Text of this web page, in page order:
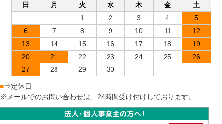
日
月 火 水 木 金
土
1
2 3 4
5
6
7 8 9 10 11
12
13
14 15 16 17 18
19
20
21 22 23 24 25
26
27
28 29 30
■⇒定休日
※メールでのお問い合わせは、24時間受け付けしております。